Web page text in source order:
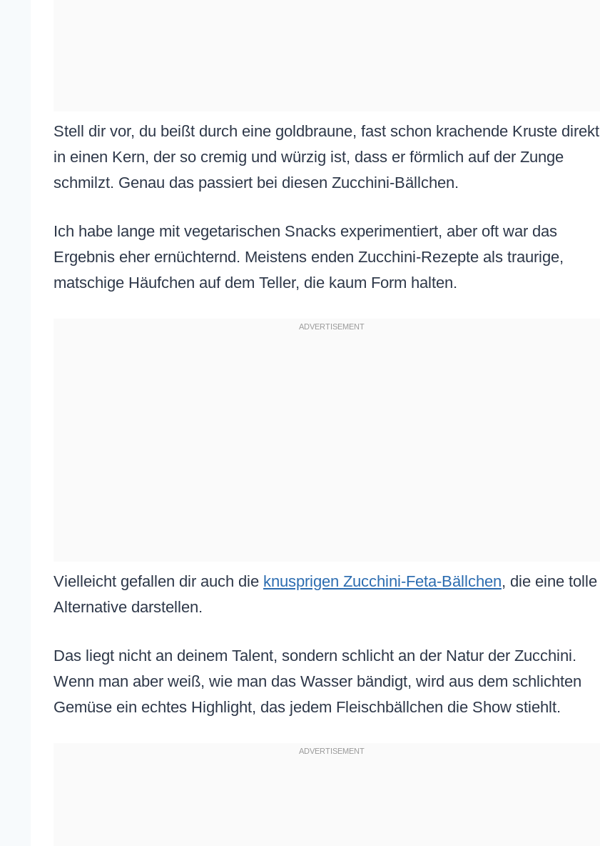
Stell dir vor, du beißt durch eine goldbraune, fast schon krachende Kruste direkt
in einen Kern, der so cremig und würzig ist, dass er förmlich auf der Zunge
schmilzt. Genau das passiert bei diesen Zucchini-Bällchen.
Ich habe lange mit vegetarischen Snacks experimentiert, aber oft war das
Ergebnis eher ernüchternd. Meistens enden Zucchini-Rezepte als traurige,
matschige Häufchen auf dem Teller, die kaum Form halten.
Vielleicht gefallen dir auch die knusprigen Zucchini-Feta-Bällchen, die eine tolle
Alternative darstellen.
Das liegt nicht an deinem Talent, sondern schlicht an der Natur der Zucchini.
Wenn man aber weiß, wie man das Wasser bändigt, wird aus dem schlichten
Gemüse ein echtes Highlight, das jedem Fleischbällchen die Show stiehlt.